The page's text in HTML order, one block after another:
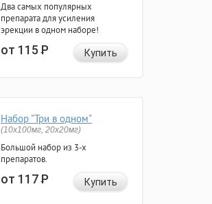
Два самых популярных
препарата для усиления
эрекции в одном наборе!
от 115Р Купить
Набор "Три в одном"
(10x100мг, 20x20мг)
Большой набор из 3-х
препаратов.
от 117Р Купить